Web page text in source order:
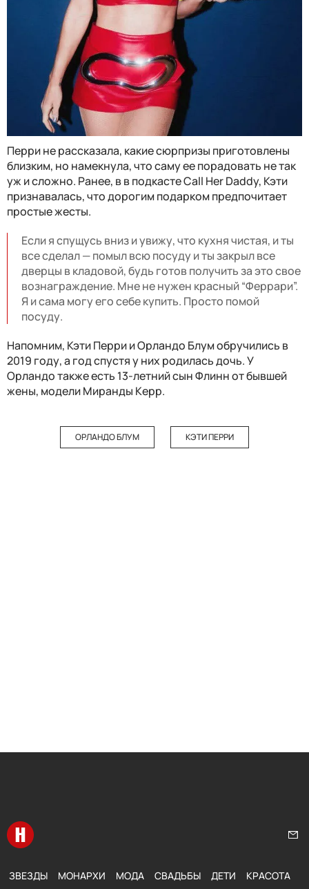
Перри не рассказала, какие сюрпризы приготовлены
близким, но намекнула, что саму ее порадовать не так
уж и сложно. Ранее, в в подкасте Call Her Daddy, Кэти
признавалась, что дорогим подарком предпочитает
простые жесты.
Если я спущусь вниз и увижу, что кухня чистая, и ты
все сделал — помыл всю посуду и ты закрыл все
дверцы в кладовой, будь готов получить за это свое
вознаграждение. Мне не нужен красный “Феррари”.
Я и сама могу его себе купить. Просто помой
посуду.
Напомним, Кэти Перри и Орландо Блум обручились в
2019 году, а год спустя у них родилась дочь. У
Орландо также есть 13-летний сын Флинн от бывшей
жены, модели Миранды Керр.
ОРЛАНДО БЛУМ КЭТИ ПЕРРИ
Перейти на главную
ЗВЕЗДЫ МОНАРХИ МОДА СВАДЬБЫ ДЕТИ КРАСОТА